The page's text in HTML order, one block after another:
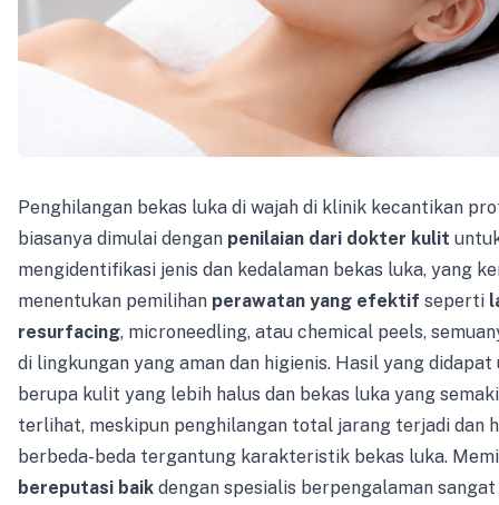
Penghilangan bekas luka di wajah di klinik kecantikan
biasanya dimulai dengan penilaian dari dokter kulit
mengidentifikasi jenis dan kedalaman bekas luka, yang
menentukan pemilihan perawatan yang efektif seperti
resurfacing, microneedling, atau chemical peels,
di lingkungan yang aman dan higienis. Hasil yang didapat
berupa kulit yang lebih halus dan bekas luka yang
terlihat, meskipun penghilangan total jarang terjadi dan
berbeda-beda tergantung karakteristik bekas luka.
bereputasi baik dengan spesialis berpengalaman